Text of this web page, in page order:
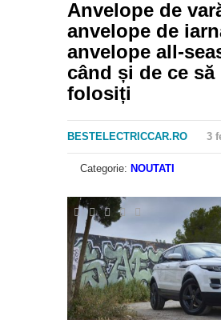
Anvelope de
anvelope de
anvelope all-
când și de ce să
folosiți
BESTELECTRICCAR.RO 3
Categorie: NOUTATI